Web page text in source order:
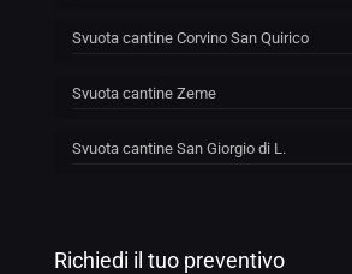
Svuota cantine Corvino San Quirico
Svuota cantine Zeme
Svuota cantine San Giorgio di L.
Richiedi il tuo preventivo